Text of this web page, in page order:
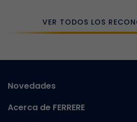
VER TODOS LOS
Novedades
Acerca de FERRERE